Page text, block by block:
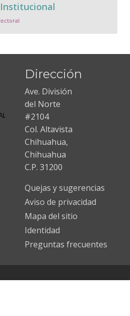
Dirección
Ave. División
del Norte
#2104
Col. Altavista
Chihuahua,
Chihuahua
C.P. 31200
Quejas y sugerencias
Aviso de privacidad
Mapa del sitio
Identidad
Preguntas frecuentes